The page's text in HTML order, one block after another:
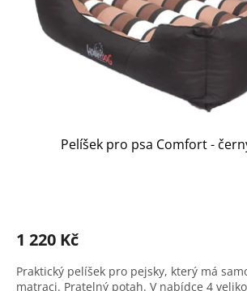
Pelíšek pro psa Comfort -
1 220 Kč
Praktický pelíšek pro pejsky, který má
matraci. Pratelný potah. V nabídce 4